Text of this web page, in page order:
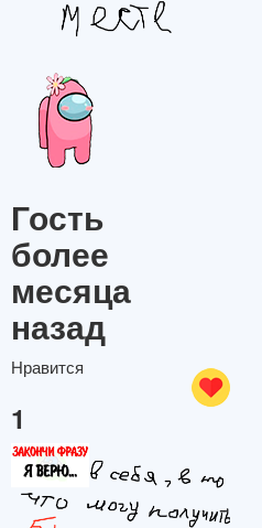
Гость
более
месяца
назад
Нравится
1